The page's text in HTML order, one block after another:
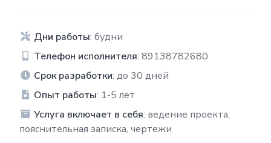
Дни работы: будни
Телефон исполнителя: 89138782680
Срок разработки: до 30 дней
Опыт работы: 1-5 лет
Услуга включает в себя: ведение проекта,
пояснительная записка, чертежи